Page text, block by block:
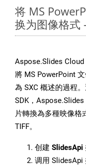
将 MS
换为图像格式
Aspose.Slides
將 MS PowerPoint
為 SXC 概述的過程
SDK，
片轉換為多種映像格
TIFF。
创建 SlidesApi
调用 SlidesApi